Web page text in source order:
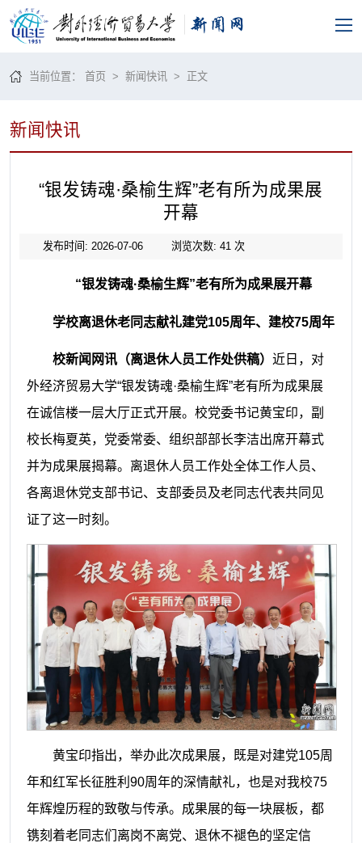
当前位置：首页 >新闻快讯 > 正文
新闻快讯
“银发铸魂·桑榆生辉”老有所为成果展
开幕
发布时间: 2026-07-06 浏览次数: 41 次
“银发铸魂·桑榆生辉”老有所为成果展开幕
学校离退休老同志献礼建党105周年、建校75周年
校新闻网讯（离退休人员工作处供稿） 近日，对
外经济贸易大学“银发铸魂·桑榆生辉”老有所为成果展
在诚信楼一层大厅正式开展。校党委书记黄宝印，副
校长梅夏英，党委常委、组织部部长李洁出席开幕式
并为成果展揭幕。离退休人员工作处全体工作人员、
各离退休党支部书记、支部委员及老同志代表共同见
证了这一时刻。
黄宝印指出，举办此次成果展，既是对建党105周
年和红军长征胜利90周年的深情献礼，也是对我校75
年辉煌历程的致敬与传承。成果展的每一块展板，都
镌刻着老同志们离岗不离党、退休不褪色的坚定信